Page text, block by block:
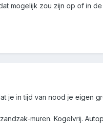
mogelijk zou zijn op of in
je in tijd van nood je eigen
muren. Kogelvrij.